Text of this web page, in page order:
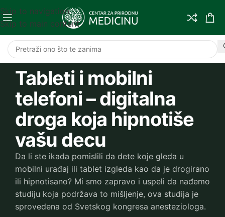
Skip to navigation
Skip to main content
Tableti i mobilni
telefoni – digitalna
droga koja hipnotiše
vašu decu
Da li ste ikada pomislili da dete koje gleda u
mobilni urađaj ili tablet izgleda kao da je drogirano
ili hipnotisano? Mi smo zapravo i uspeli da nađemo
studiju koja podržava to mišljenje, ova studija je
sprovedena od Svetskog kongresa anesteziologa.